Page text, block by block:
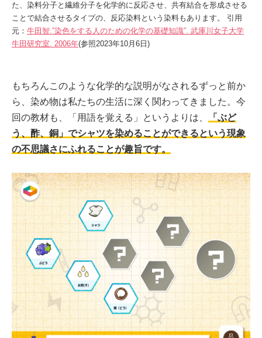
た、染料分子と繊維分子を化学的に反応させ、共有結合を形成させる
ことで結合させるタイプの、反応染料という染料もあります。 引用
元： 牛田智.”染色をする人のための化学の基礎知識”. 武庫川女子大学
牛田研究室. 2006年(参照2023年10月6日)
もちろんこのような化学的な説明がなされるずっと前か
ら、染め物は私たちの生活に深く関わってきました。今
回の教材も、「用語を覚える」というよりは、
「ぶど
う、酢、銅」でシャツを染めることができるという現象
の不思議さにふれることが趣旨です。